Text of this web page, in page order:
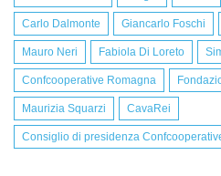
Carlo Dalmonte Giancarlo Foschi
Mauro Neri Fabiola Di Loreto
Confcooperative Romagna
Maurizia Squarzi CavaRei
Consiglio di presidenza